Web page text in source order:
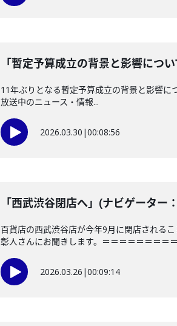
「暫定予算成立の背景と影響につ
11年ぶりとなる暫定予算成立の背景と影響に
放送中のニュース・情報...
2026.03.30 |00:08:56
「西武渋谷閉店へ」(ナビゲータ
百貨店の西武渋谷店が今年9月に閉店される
彰人さんにお聞きします。＝＝＝＝＝＝＝＝
2026.03.26 |00:09:14